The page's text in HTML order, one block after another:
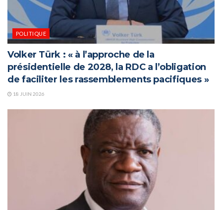
POLITIQUE
Volker Türk : « à l’approche de la
présidentielle de 2028, la RDC a l’obligation
de faciliter les rassemblements pacifiques »
18 JUIN 2026